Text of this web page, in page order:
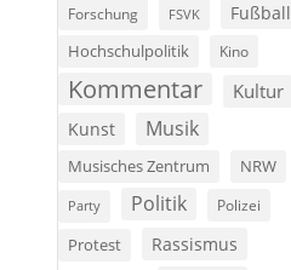
Forschung FSVK Fußball
Hochschulpolitik Kino
Kommentar Kultur
Kunst Musik
Musisches Zentrum NRW
Party Politik Polizei
Protest Rassismus